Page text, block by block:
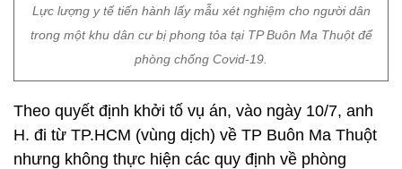
Lực lượng y tế tiến hành lấy mẫu xét nghiệm cho người dân
trong một khu dân cư bị phong tỏa tại TP Buôn Ma Thuột để
phòng chống Covid-19.
Theo quyết định khởi tố vụ án, vào ngày 10/7, anh
H. đi từ TP.HCM (vùng dịch) về TP Buôn Ma Thuột
nhưng không thực hiện các quy định về phòng